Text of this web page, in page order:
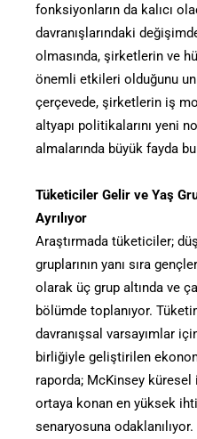
fonksiyonların da kalıcı
davranışlarındaki
olmasında, şirketlerin ve
önemli etkileri olduğunu
çerçevede, şirketlerin iş
altyapı politikalarını yeni
almalarında büyük fayda
Tüketiciler Gelir ve Yaş
Ayrılıyor
Araştırmada tüketiciler;
gruplarının yanı sıra
olarak üç grup altında ve
bölümde toplanıyor.
davranışsal varsayımlar
birliğiyle geliştirilen
raporda; McKinsey
ortaya konan en yüksek
senaryosuna